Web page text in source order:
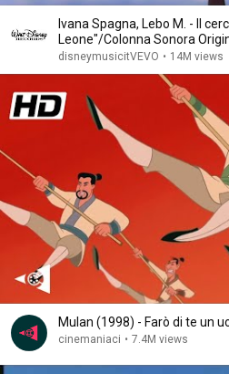
Ivana Spagna, Lebo M. - Il
Leone"/Colonna Sonora
disneymusicitVEVO • 14M views
Mulan (1998) - Farò di te un
cinemaniaci • 7.4M views